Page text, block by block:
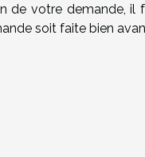
de votre demande,
soit faite bien